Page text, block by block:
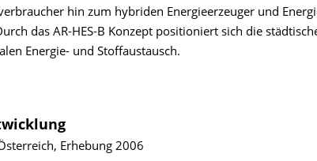
hin zum hybriden Energieerzeuger und
das AR-HES-B Konzept positioniert sich die
Energie- und Stoffaustausch.
Erhebung 2006